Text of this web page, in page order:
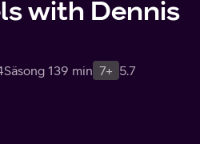
with Dennis
Säsong 139 min 7+ 5.7